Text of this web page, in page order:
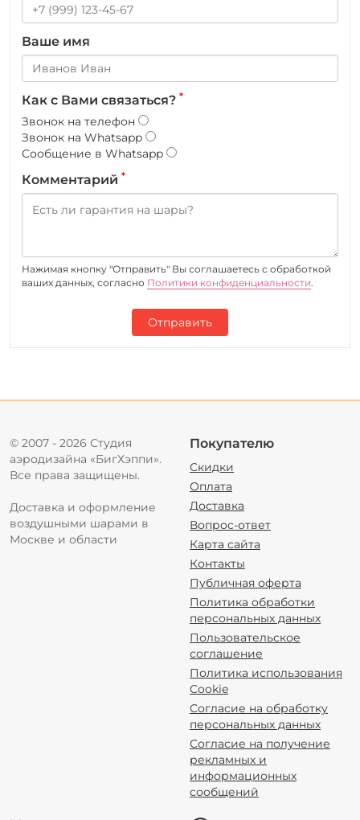
Ваше имя
Как с Вами связаться? *
Звонок на телефон
Звонок на Whatsapp
Сообщение в Whatsapp
Комментарий *
Нажимая кнопку "Отправить" Вы соглашаетесь c обработкой
ваших данных, согласно Политики конфиденциальности.
Отправить
© 2007 - 2026 Студия
аэродизайна «БигХэппи».
Все права защищены.
Доставка и оформление
воздушными шарами в
Москве и области
Покупателю
Скидки
Оплата
Доставка
Вопрос-ответ
Карта сайта
Контакты
Публичная оферта
Политика обработки
персональных данных
Пользовательское
соглашение
Политика использования
Cookie
Согласие на обработку
персональных данных
Согласие на получение
рекламных и
информационных
сообщений